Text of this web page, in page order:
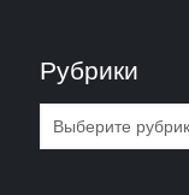
Рубрики
Рубрики